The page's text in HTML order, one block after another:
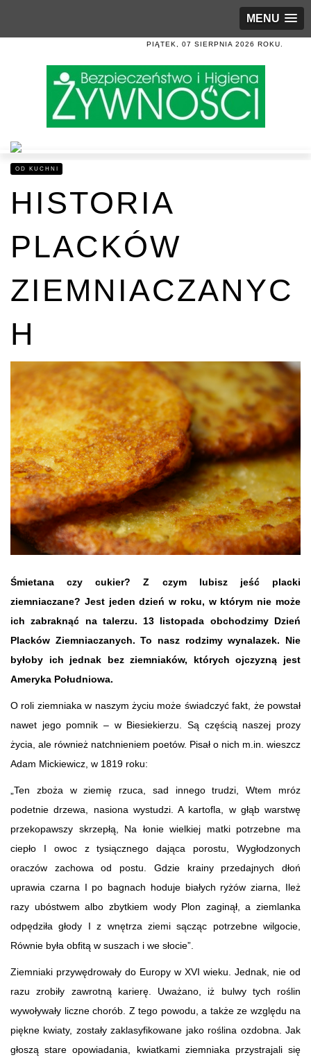
MENU
PIĄTEK, 07 SIERPNIA 2026 ROKU.
OD KUCHNI
HISTORIA
PLACKÓW
ZIEMNIACZANYC
H
Śmietana czy cukier? Z czym lubisz jeść placki
ziemniaczane? Jest jeden dzień w roku, w którym nie może
ich zabraknąć na talerzu. 13 listopada obchodzimy Dzień
Placków Ziemniaczanych. To nasz rodzimy wynalazek. Nie
byłoby ich jednak bez ziemniaków, których ojczyzną jest
Ameryka Południowa.
O roli ziemniaka w naszym życiu może świadczyć fakt, że powstał
nawet jego pomnik – w Biesiekierzu. Są częścią naszej prozy
życia, ale również natchnieniem poetów. Pisał o nich m.in. wieszcz
Adam Mickiewicz, w 1819 roku:
„Ten zboża w ziemię rzuca, sad innego trudzi, Wtem mróz
podetnie drzewa, nasiona wystudzi. A kartofla, w głąb warstwę
przekopawszy skrzepłą, Na łonie wielkiej matki potrzebne ma
ciepło I owoc z tysiącznego dająca porostu, Wygłodzonych
oraczów zachowa od postu. Gdzie krainy przedajnych dłoń
uprawia czarna I po bagnach hoduje białych ryżów ziarna, Ileż
razy ubóstwem albo zbytkiem wody Plon zaginął, a ziemlanka
odpędziła głody I z wnętrza ziemi sącząc potrzebne wilgocie,
Równie była obfitą w suszach i we słocie”.
Ziemniaki przywędrowały do Europy w XVI wieku. Jednak, nie od
razu zrobiły zawrotną karierę. Uważano, iż bulwy tych roślin
wywoływały liczne chorób. Z tego powodu, a także ze względu na
piękne kwiaty, zostały zaklasyfikowane jako roślina ozdobna. Jak
głoszą stare opowiadania, kwiatkami ziemniaka przystrajali się